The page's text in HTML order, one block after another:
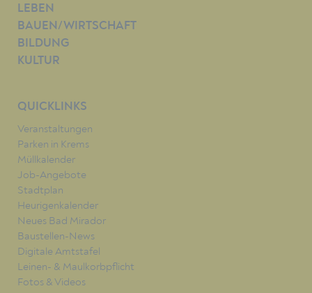
LEBEN
BAUEN/WIRTSCHAFT
BILDUNG
KULTUR
QUICKLINKS
Veranstaltungen
Parken in Krems
Müllkalender
Job-Angebote
Stadtplan
Heurigenkalender
Neues Bad Mirador
Baustellen-News
Digitale Amtstafel
Leinen- & Maulkorbpflicht
Fotos & Videos